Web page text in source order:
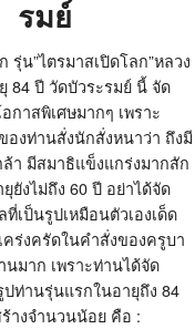
รมย์
รุ่น”ไตรมาสเปิดโลก”หลวง
84 ปี วัดบัวระรมย์ นี้ จัด
กาสพิเศษมากๆ เพราะ
องท่านสั่งนักสั่งหนาว่า ถึงมี
า มีสมาธิแข็งแกร่งมากสัก
ยังไม่ถึง 60 ปี อย่าได้จัด
เป็นรูปเหมือนตัวเองเด็ด
ร่งครัดในคำสั่งของครูบา
นมาก เพราะท่านได้จัด
ปท่านรุ่นแรกในอายุถึง 84
างจำนวนน้อย คือ :